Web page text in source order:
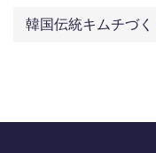
韓国伝統キムチづ